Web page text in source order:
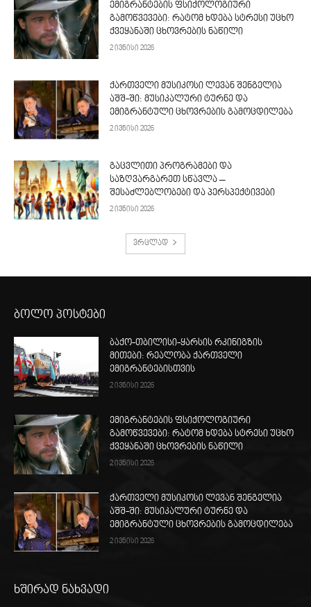
ემიგრანტების ფსიქოლოგიური
გამოწვევები: რატომ ხდება სტრესი უცხო
ქვეყანაში ცხოვრების ნაწილი
2 ივნისი 2026
ქართველი მუსიკოსი ლევან შენგელია
აშშ-ში: მუსიკალური ტურნე და
ემიგრანტული ცხოვრების გამოცდილება
2 ივნისი 2026
გაცვლითი პროგრამები და
საზღვარგარეთ სწავლა –
შესაძლებლობები და პერსპექტივები
2 ივნისი 2026
ვრცლად
ბოლო პოსტები
ბაქო-თბილისი-ყარსის რკინიგზის
მითები: რეალობა ქართველი
ემიგრანტებისთვის
2 ივნისი 2026
ემიგრანტების ფსიქოლოგიური
გამოწვევები: რატომ ხდება სტრესი უცხო
ქვეყანაში ცხოვრების ნაწილი
2 ივნისი 2026
ქართველი მუსიკოსი ლევან შენგელია
აშშ-ში: მუსიკალური ტურნე და
ემიგრანტული ცხოვრების გამოცდილება
2 ივნისი 2026
ხშირად ნახვადი